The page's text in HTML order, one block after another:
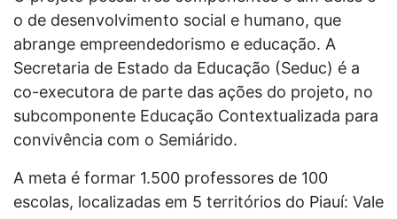
o de desenvolvimento social e humano, que
abrange empreendedorismo e educação. A
Secretaria de Estado da Educação (Seduc) é a
co-executora de parte das ações do projeto, no
subcomponente Educação Contextualizada para
convivência com o Semiárido.
A meta é formar 1.500 professores de 100
escolas, localizadas em 5 territórios do Piauí: Vale